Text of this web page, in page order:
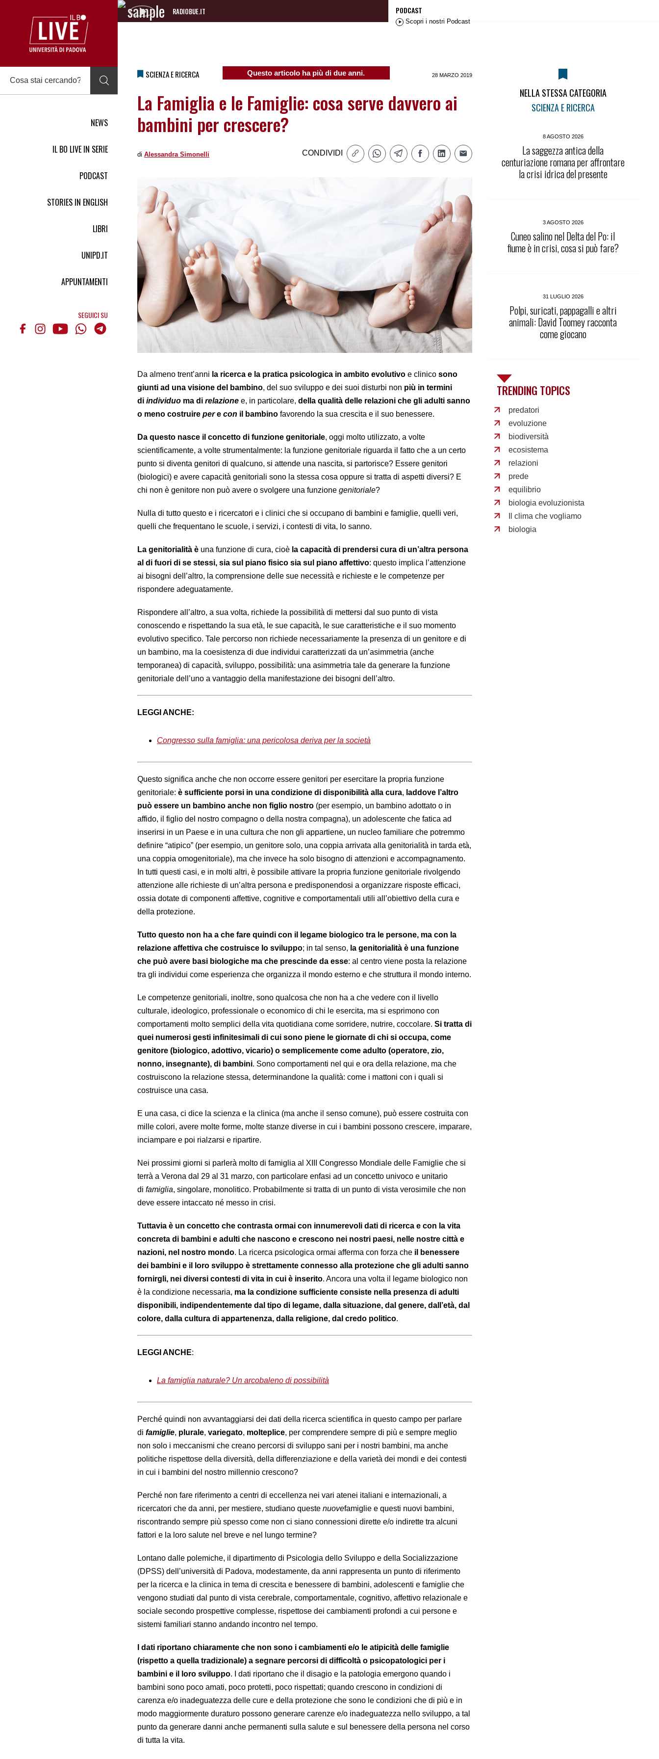
NEWS
IL BO LIVE IN SERIE
PODCAST
STORIES IN ENGLISH
LIBRI
UNIPD.IT
APPUNTAMENTI
SEGUICI SU
RADIOBUE.IT
Audio
PODCAST
Scopri i nostri Podcast
SCIENZA E RICERCA Questo articolo ha più di due anni. 28 MARZO 2019
La Famiglia e le Famiglie: cosa serve davvero ai
bambini per crescere?
di Alessandra Simonelli CONDIVIDI
Da almeno trent’anni la ricerca e la pratica psicologica in ambito evolutivo e clinico sono
giunti ad una visione del bambino, del suo sviluppo e dei suoi disturbi non più in termini
di individuo ma di relazione e, in particolare, della qualità delle relazioni che gli adulti sanno
o meno costruire pere con il bambino favorendo la sua crescita e il suo benessere.
Da questo nasce il concetto di funzione genitoriale, oggi molto utilizzato, a volte
scientificamente, a volte strumentalmente: la funzione genitoriale riguarda il fatto che a un certo
punto si diventa genitori di qualcuno, si attende una nascita, si partorisce? Essere genitori
(biologici) e avere capacità genitoriali sono la stessa cosa oppure si tratta di aspetti diversi? E
chi non è genitore non può avere o svolgere una funzione genitoriale?
Nulla di tutto questo e i ricercatori e i clinici che si occupano di bambini e famiglie, quelli veri,
quelli che frequentano le scuole, i servizi, i contesti di vita, lo sanno.
La genitorialità è una funzione di cura, cioè la capacità di prendersi cura di un’altra persona
al di fuori di se stessi, sia sul piano fisico sia sul piano affettivo: questo implica l’attenzione
ai bisogni dell’altro, la comprensione delle sue necessità e richieste e le competenze per
rispondere adeguatamente.
Rispondere all’altro, a sua volta, richiede la possibilità di mettersi dal suo punto di vista
conoscendo e rispettando la sua età, le sue capacità, le sue caratteristiche e il suo momento
evolutivo specifico. Tale percorso non richiede necessariamente la presenza di un genitore e di
un bambino, ma la coesistenza di due individui caratterizzati da un’asimmetria (anche
temporanea) di capacità, sviluppo, possibilità: una asimmetria tale da generare la funzione
genitoriale dell’uno a vantaggio della manifestazione dei bisogni dell’altro.
LEGGI ANCHE:
Congresso sulla famiglia: una pericolosa deriva per la società
Questo significa anche che non occorre essere genitori per esercitare la propria funzione
genitoriale: è sufficiente porsi in una condizione di disponibilità alla cura, laddove l’altro
può essere un bambino anche non figlio nostro (per esempio, un bambino adottato o in
affido, il figlio del nostro compagno o della nostra compagna), un adolescente che fatica ad
inserirsi in un Paese e in una cultura che non gli appartiene, un nucleo familiare che potremmo
definire “atipico” (per esempio, un genitore solo, una coppia arrivata alla genitorialità in tarda età,
una coppia omogenitoriale), ma che invece ha solo bisogno di attenzioni e accompagnamento.
In tutti questi casi, e in molti altri, è possibile attivare la propria funzione genitoriale rivolgendo
attenzione alle richieste di un’altra persona e predisponendosi a organizzare risposte efficaci,
ossia dotate di componenti affettive, cognitive e comportamentali utili all’obiettivo della cura e
della protezione.
Tutto questo non ha a che fare quindi con il legame biologico tra le persone, ma con la
relazione affettiva che costruisce lo sviluppo; in tal senso, la genitorialità è una funzione
che può avere basi biologiche ma che prescinde da esse: al centro viene posta la relazione
tra gli individui come esperienza che organizza il mondo esterno e che struttura il mondo interno.
Le competenze genitoriali, inoltre, sono qualcosa che non ha a che vedere con il livello
culturale, ideologico, professionale o economico di chi le esercita, ma si esprimono con
comportamenti molto semplici della vita quotidiana come sorridere, nutrire, coccolare. Si tratta di
quei numerosi gesti infinitesimali di cui sono piene le giornate di chi si occupa, come
genitore (biologico, adottivo, vicario) o semplicemente come adulto (operatore, zio,
nonno, insegnante), di bambini. Sono comportamenti nel qui e ora della relazione, ma che
costruiscono la relazione stessa, determinandone la qualità: come i mattoni con i quali si
costruisce una casa.
E una casa, ci dice la scienza e la clinica (ma anche il senso comune), può essere costruita con
mille colori, avere molte forme, molte stanze diverse in cui i bambini possono crescere, imparare,
inciampare e poi rialzarsi e ripartire.
Nei prossimi giorni si parlerà molto di famiglia al XIII Congresso Mondiale delle Famiglie che si
terrà a Verona dal 29 al 31 marzo, con particolare enfasi ad un concetto univoco e unitario
di famiglia, singolare, monolitico. Probabilmente si tratta di un punto di vista verosimile che non
deve essere intaccato né messo in crisi.
Tuttavia è un concetto che contrasta ormai con innumerevoli dati di ricerca e con la vita
concreta di bambini e adulti che nascono e crescono nei nostri paesi, nelle nostre città e
nazioni, nel nostro mondo. La ricerca psicologica ormai afferma con forza che il benessere
dei bambini e il loro sviluppo è strettamente connesso alla protezione che gli adulti sanno
fornirgli, nei diversi contesti di vita in cui è inserito. Ancora una volta il legame biologico non
è la condizione necessaria, ma la condizione sufficiente consiste nella presenza di adulti
disponibili, indipendentemente dal tipo di legame, dalla situazione, dal genere, dall’età, dal
colore, dalla cultura di appartenenza, dalla religione, dal credo politico.
LEGGI ANCHE:
La famiglia naturale? Un arcobaleno di possibilità
Perché quindi non avvantaggiarsi dei dati della ricerca scientifica in questo campo per parlare
di famiglie, plurale, variegato, molteplice, per comprendere sempre di più e sempre meglio
non solo i meccanismi che creano percorsi di sviluppo sani per i nostri bambini, ma anche
politiche rispettose della diversità, della differenziazione e della varietà dei mondi e dei contesti
in cui i bambini del nostro millennio crescono?
Perché non fare riferimento a centri di eccellenza nei vari atenei italiani e internazionali, a
ricercatori che da anni, per mestiere, studiano queste nuovefamiglie e questi nuovi bambini,
riscontrando sempre più spesso come non ci siano connessioni dirette e/o indirette tra alcuni
fattori e la loro salute nel breve e nel lungo termine?
Lontano dalle polemiche, il dipartimento di Psicologia dello Sviluppo e della Socializzazione
(DPSS) dell’università di Padova, modestamente, da anni rappresenta un punto di riferimento
per la ricerca e la clinica in tema di crescita e benessere di bambini, adolescenti e famiglie che
vengono studiati dal punto di vista cerebrale, comportamentale, cognitivo, affettivo relazionale e
sociale secondo prospettive complesse, rispettose dei cambiamenti profondi a cui persone e
sistemi familiari stanno andando incontro nel tempo.
I dati riportano chiaramente che non sono i cambiamenti e/o le atipicità delle famiglie
(rispetto a quella tradizionale) a segnare percorsi di difficoltà o psicopatologici per i
bambini e il loro sviluppo. I dati riportano che il disagio e la patologia emergono quando i
bambini sono poco amati, poco protetti, poco rispettati; quando crescono in condizioni di
carenza e/o inadeguatezza delle cure e della protezione che sono le condizioni che di più e in
modo maggiormente duraturo possono generare carenze e/o inadeguatezza nello sviluppo, a tal
punto da generare danni anche permanenti sulla salute e sul benessere della persona nel corso
di tutta la vita.
NELLA STESSA CATEGORIA
SCIENZA E RICERCA
8 AGOSTO 2026
La saggezza antica della
centuriazione romana per affrontare
la crisi idrica del presente
3 AGOSTO 2026
Cuneo salino nel Delta del Po: il
fiume è in crisi, cosa si può fare?
31 LUGLIO 2026
Polpi, suricati, pappagalli e altri
animali: David Toomey racconta
come giocano
TRENDING TOPICS
predatori
evoluzione
biodiversità
ecosistema
relazioni
prede
equilibrio
biologia evoluzionista
Il clima che vogliamo
biologia